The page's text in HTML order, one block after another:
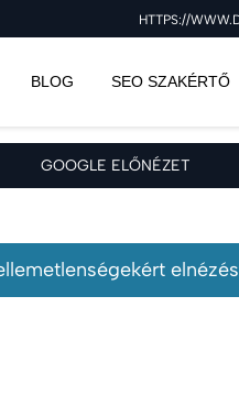
HTTPS://
BLOG SEO SZAKÉRTŐ
GOOGLE ELŐNÉZET